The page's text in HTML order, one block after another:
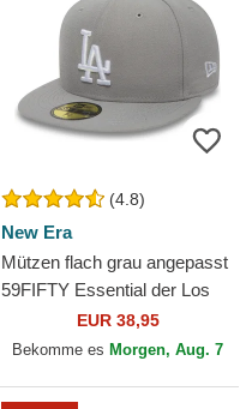
(4.8)
New Era
Mützen flach grau angepasst
59FIFTY Essential der Los
Angeles Dodgers MLB von
New Era
EUR 38,95
Bekomme es Morgen, Aug. 7